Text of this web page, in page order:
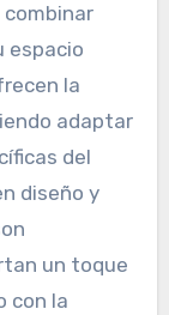
combinar
espacio
la
adaptar
del
diseño y
un toque
con la